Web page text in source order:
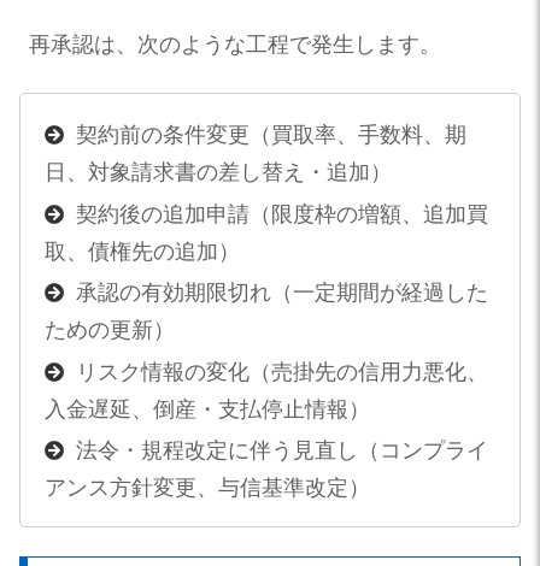
再承認は、次のような工程で発生します。
契約前の条件変更（買取率、手数料、期
日、対象請求書の差し替え・追加）
契約後の追加申請（限度枠の増額、追加買
取、債権先の追加）
承認の有効期限切れ（一定期間が経過した
ための更新）
リスク情報の変化（売掛先の信用力悪化、
入金遅延、倒産・支払停止情報）
法令・規程改定に伴う見直し（コンプライ
アンス方針変更、与信基準改定）